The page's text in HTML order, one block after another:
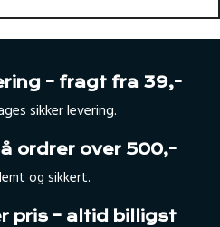
– fragt fra 39,-
sikker levering.
ordrer over 500,-
og sikkert.
pris – altid billigst